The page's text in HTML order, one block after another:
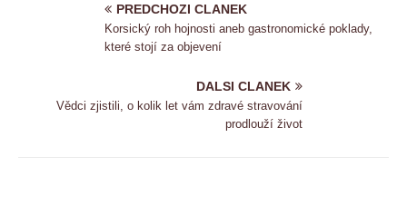
PREDCHOZI CLANEK
Korsický roh hojnosti aneb gastronomické poklady,
které stojí za objevení
DALSI CLANEK
Vědci zjistili, o kolik let vám zdravé stravování
prodlouží život